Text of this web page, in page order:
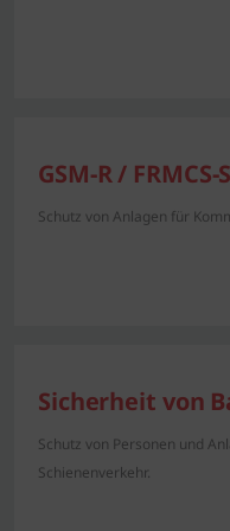
GSM-R /
Schutz von Anlagen für
Sicherheit von
Schutz von Personen und
Schienenverkehr.